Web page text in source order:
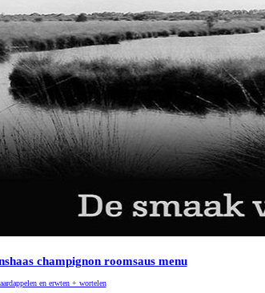
champignon roomsaus menu
en erwten + wortelen